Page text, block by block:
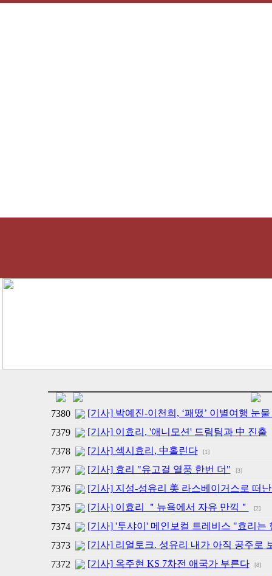
7380
[기사] 박예진-이천희, ‘패떴’ 이별여행 눈
7379
[기사] 이효리, '애니모션' 드림팀과 中 진출
7378
[기사] 섹시효리, 中홀린다 [1]
7377 [기사] 효리 "유고걸 열풍 한번 더" [3]
7376
[기사] 지성-성유리 美 라스베이거스로 떠
7375
[기사] 이효리 ＂뉴욕에서 자유 만끽＂ [2]
7374
[기사] '투샤이' 메인보컬 트레비스 "효리는
7373
[기사] 리얼토크. 성유리 내가 아직 공주로
7372
[기사] 옥주현 KS 7차전 애국가 부른다 [8]